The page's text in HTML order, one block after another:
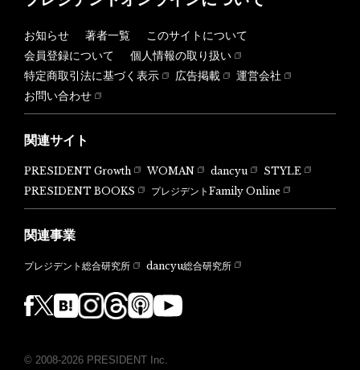
お知らせ 著者一覧
このサイトについて
会員登録について
個人情報の取り扱い
特定商取引法に基づく表示
広告掲載
運営会社
お問い合わせ
関連サイト
PRESIDENT Growth WOMAN dancyu
STYLE
PRESIDENT BOOKS
プレジデントFamily Online
関連事業
プレジデント総合研究所 dancyu総合研究所
© 2008-2026 PRESIDENT Inc.